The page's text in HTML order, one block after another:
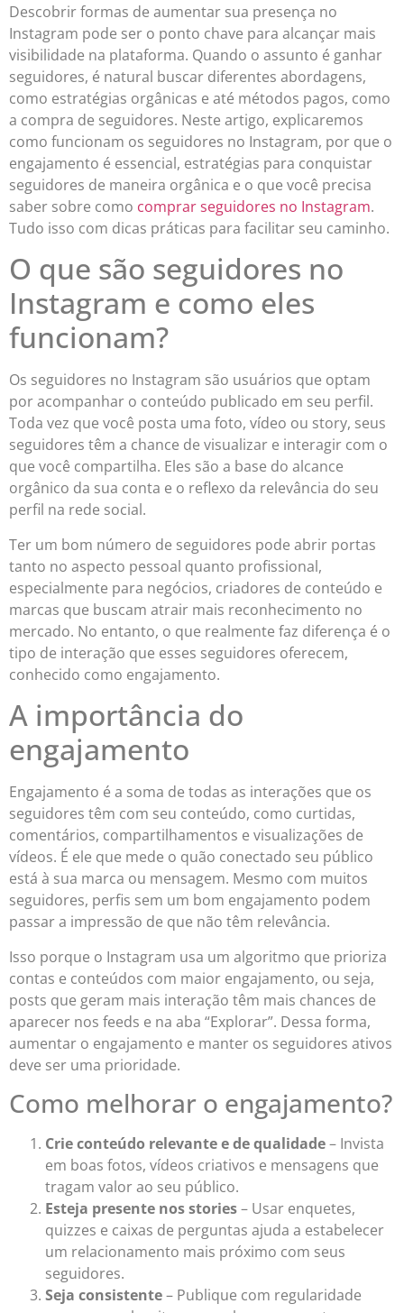
Descobrir formas de aumentar sua presença no
Instagram pode ser o ponto chave para alcançar mais
visibilidade na plataforma. Quando o assunto é ganhar
seguidores, é natural buscar diferentes abordagens,
como estratégias orgânicas e até métodos pagos, como
a compra de seguidores. Neste artigo, explicaremos
como funcionam os seguidores no Instagram, por que o
engajamento é essencial, estratégias para conquistar
seguidores de maneira orgânica e o que você precisa
saber sobre como comprar seguidores no Instagram.
Tudo isso com dicas práticas para facilitar seu caminho.
O que são seguidores no
Instagram e como eles
funcionam?
Os seguidores no Instagram são usuários que optam
por acompanhar o conteúdo publicado em seu perfil.
Toda vez que você posta uma foto, vídeo ou story, seus
seguidores têm a chance de visualizar e interagir com o
que você compartilha. Eles são a base do alcance
orgânico da sua conta e o reflexo da relevância do seu
perfil na rede social.
Ter um bom número de seguidores pode abrir portas
tanto no aspecto pessoal quanto profissional,
especialmente para negócios, criadores de conteúdo e
marcas que buscam atrair mais reconhecimento no
mercado. No entanto, o que realmente faz diferença é o
tipo de interação que esses seguidores oferecem,
conhecido como engajamento.
A importância do
engajamento
Engajamento é a soma de todas as interações que os
seguidores têm com seu conteúdo, como curtidas,
comentários, compartilhamentos e visualizações de
vídeos. É ele que mede o quão conectado seu público
está à sua marca ou mensagem. Mesmo com muitos
seguidores, perfis sem um bom engajamento podem
passar a impressão de que não têm relevância.
Isso porque o Instagram usa um algoritmo que prioriza
contas e conteúdos com maior engajamento, ou seja,
posts que geram mais interação têm mais chances de
aparecer nos feeds e na aba “Explorar”. Dessa forma,
aumentar o engajamento e manter os seguidores ativos
deve ser uma prioridade.
Como melhorar o engajamento?
Crie conteúdo relevante e de qualidade– Invista
em boas fotos, vídeos criativos e mensagens que
tragam valor ao seu público.
Esteja presente nos stories– Usar enquetes,
quizzes e caixas de perguntas ajuda a estabelecer
um relacionamento mais próximo com seus
seguidores.
Seja consistente– Publique com regularidade